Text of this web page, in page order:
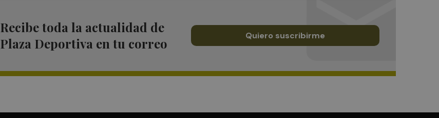
Recibe toda la actualidad de
Plaza Deportiva en tu correo
Quiero suscribirme